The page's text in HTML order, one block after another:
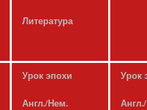
Литература
Урок эпохи
Англ./Нем.
Урок